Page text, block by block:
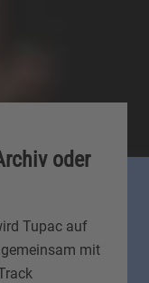
oder
Tupac auf
mit